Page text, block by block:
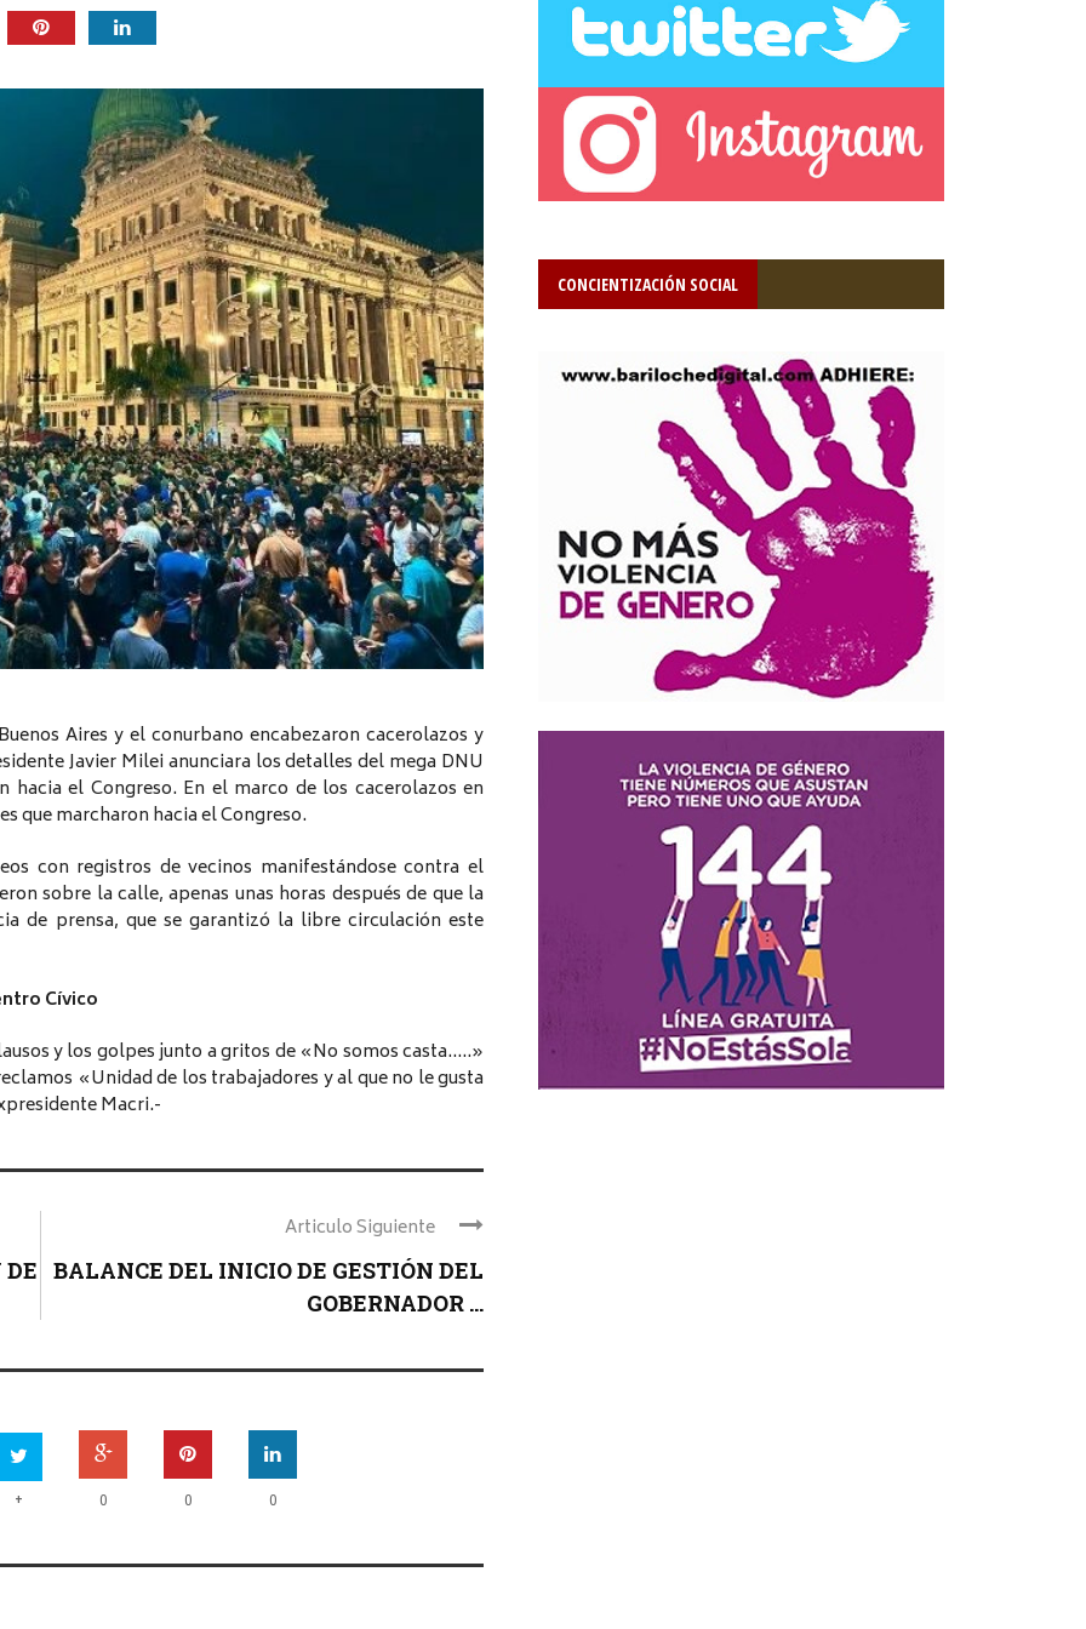
Aires y el conurbano encabezaron cacerolazos y
Javier Milei anunciara los detalles del mega DNU
hacia el Congreso. En el marco de los cacerolazos en
que marcharon hacia el Congreso.
con registros de vecinos manifestándose contra el
sobre la calle, apenas unas horas después de que la
de prensa, que se garantizó la libre circulación este
Cívico
y los golpes junto a gritos de «No somos casta…..»
«Unidad de los trabajadores y al que no le gusta
Macri.-
Articulo Siguiente
BALANCE DEL INICIO DE GESTIÓN DEL
GOBERNADOR ...
+ 0 0 0
CONCIENTIZACIÓN SOCIAL